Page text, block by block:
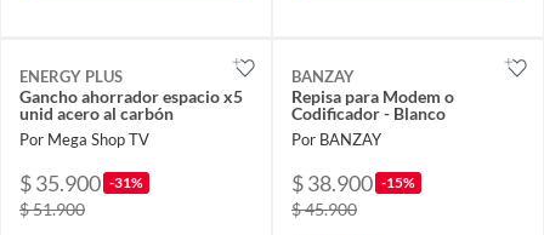
ENERGY PLUS
Gancho ahorrador espacio x5
unid acero al carbón
Por Mega Shop TV
$ 35.900 -31%
$ 51.900
BANZAY
Repisa para Modem o
Codificador - Blanco
Por BANZAY
$ 38.900 -15%
$ 45.900